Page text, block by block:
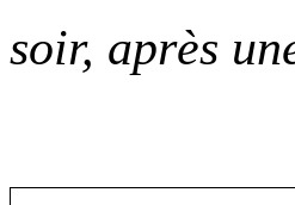
soir, après